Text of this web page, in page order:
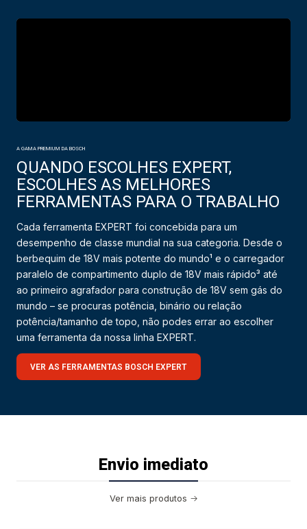
A GAMA PREMIUM DA BOSCH
QUANDO ESCOLHES EXPERT,
ESCOLHES AS MELHORES
FERRAMENTAS PARA O TRABALHO
Cada ferramenta EXPERT foi concebida para um
desempenho de classe mundial na sua categoria. Desde o
berbequim de 18V mais potente do mundo¹ e o carregador
paralelo de compartimento duplo de 18V mais rápido³ até
ao primeiro agrafador para construção de 18V sem gás do
mundo – se procuras potência, binário ou relação
potência/tamanho de topo, não podes errar ao escolher
uma ferramenta da nossa linha EXPERT.
VER AS FERRAMENTAS BOSCH EXPERT
Envio imediato
Ver mais produtos